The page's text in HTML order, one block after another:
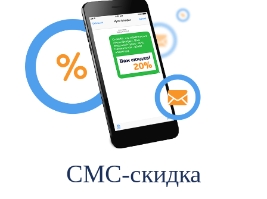
СМС-скидка